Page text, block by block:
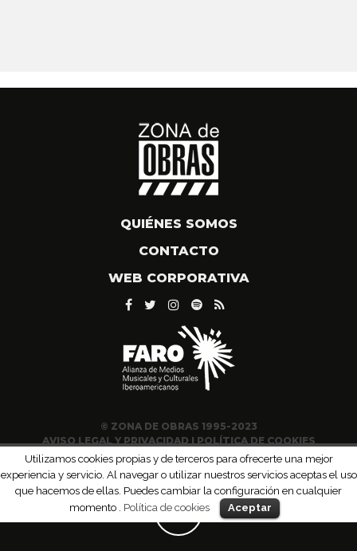
QUIÉNES SOMOS
CONTACTO
WEB CORPORATIVA
© ZONA DE OBRAS 1995-2023
AVISO LEGAL Y PRIVACIDAD|POLÍTICA DE COOKIES
Utilizamos cookies propias y de terceros para ofrecerte una mejor
experiencia y servicio. Al navegar o utilizar nuestros servicios aceptas el uso
que hacemos de ellas. Puedes cambiar la configuración en cualquier
momento . Política de cookies Aceptar